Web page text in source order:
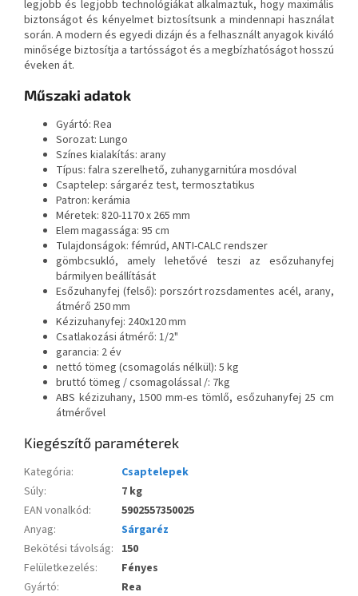
legjobb és legjobb technológiákat alkalmaztuk, hogy maximális
biztonságot és kényelmet biztosítsunk a mindennapi használat
során. A modern és egyedi dizájn és a felhasznált anyagok kiváló
minősége biztosítja a tartósságot és a megbízhatóságot hosszú
éveken át.
Műszaki adatok
Gyártó: Rea
Sorozat: Lungo
Színes kialakítás: arany
Típus: falra szerelhető, zuhanygarnitúra mosdóval
Csaptelep: sárgaréz test, termosztatikus
Patron: kerámia
Méretek: 820-1170 x 265 mm
Elem magassága: 95 cm
Tulajdonságok: fémrúd, ANTI-CALC rendszer
gömbcsukló, amely lehetővé teszi az esőzuhanyfej
bármilyen beállítását
Esőzuhanyfej (felső): porszórt rozsdamentes acél, arany,
átmérő 250 mm
Kézizuhanyfej: 240x120 mm
Csatlakozási átmérő: 1/2"
garancia: 2 év
nettó tömeg (csomagolás nélkül): 5 kg
bruttó tömeg / csomagolással /: 7kg
ABS kézizuhany, 1500 mm-es tömlő, esőzuhanyfej 25 cm
átmérővel
Kiegészítő paraméterek
Kategória:
Csaptelepek
Súly:
7 kg
EAN vonalkód:
5902557350025
Anyag:
Sárgaréz
Bekötési távolság: 150
Felületkezelés:
Fényes
Gyártó:
Rea